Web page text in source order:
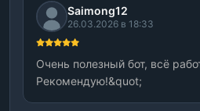
Saimong12
26.03.2026 в 18:33
Очень полезный бот, всё
Рекомендую!&quot;